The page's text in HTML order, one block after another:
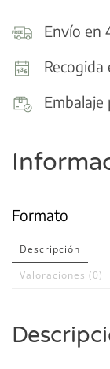
Envío en
Formato
Descripción
Valoraciones (0)